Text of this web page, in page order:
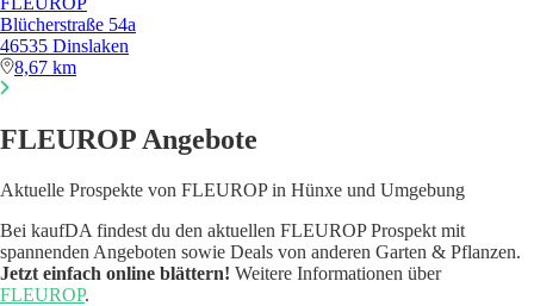
Blücherstraße 54a
46535 Dinslaken
8,67 km
FLEUROP Angebote
Aktuelle Prospekte von FLEUROP in Hünxe und Umgebung
Bei kaufDA findest du den aktuellen FLEUROP Prospekt mit
spannenden Angeboten sowie Deals von anderen Garten & Pflanzen.
Jetzt einfach online blättern! Weitere Informationen über
FLEUROP.